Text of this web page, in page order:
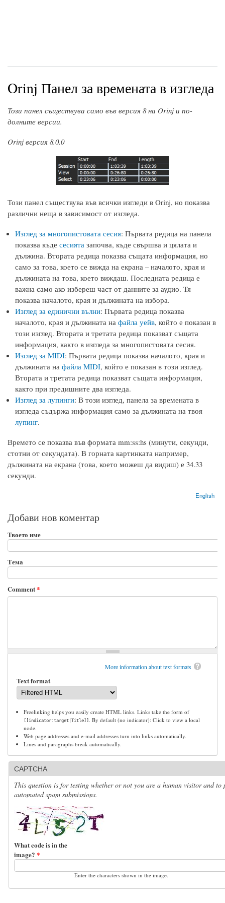
Orinj Панел за времената в изгледа
Този панел съществува само във версия 8 на Orinj и по-
долните версии.
Orinj версия 8.0.0
Този панел съществува във всички изгледи в Orinj, но показва
различни неща в зависимост от изгледа.
Изглед за многопистовата сесия: Първата редица на панела
показва къде сесията започва, къде свършва и цялата и
дължина. Втората редица показва същата информация, но
само за това, което се вижда на екрана – началото, края и
дължината на това, което виждаш. Последната редица е
важна само ако избереш част от данните за аудио. Тя
показва началото, края и дължината на избора.
Изглед за единични вълни: Първата редица показва
началото, края и дължината на файла уейв, който е показан в
този изглед. Втората и третата редица показват същата
информация, както в изгледа за многопистовата сесия.
Изглед за MIDI: Първата редица показва началото, края и
дължината на файла MIDI, който е показан в този изглед.
Втората и третата редица показват същата информация,
както при предишните два изгледа.
Изглед за лупинги: В този изглед, панела за времената в
изгледа съдържа информация само за дължината на твоя
лупинг.
Времето се показва във формата mm:ss:hs (минути, секунди,
стотни от секундата). В горната картинката например,
дължината на екрана (това, което можеш да видиш) е 34.33
секунди.
English
Добави нов коментар
Твоето име
Тема
Comment*
More information about text formats
Text format
Freelinking helps you easily create HTML links. Links take the form of
[[indicator:target|Title]] . By default (no indicator): Click to view a local
node.
Web page addresses and e-mail addresses turn into links automatically.
Lines and paragraphs break automatically.
CAPTCHA
This question is for testing whether or not you are a human visitor and to
automated spam submissions.
What code is in the
image? *
Enter the characters shown in the image.